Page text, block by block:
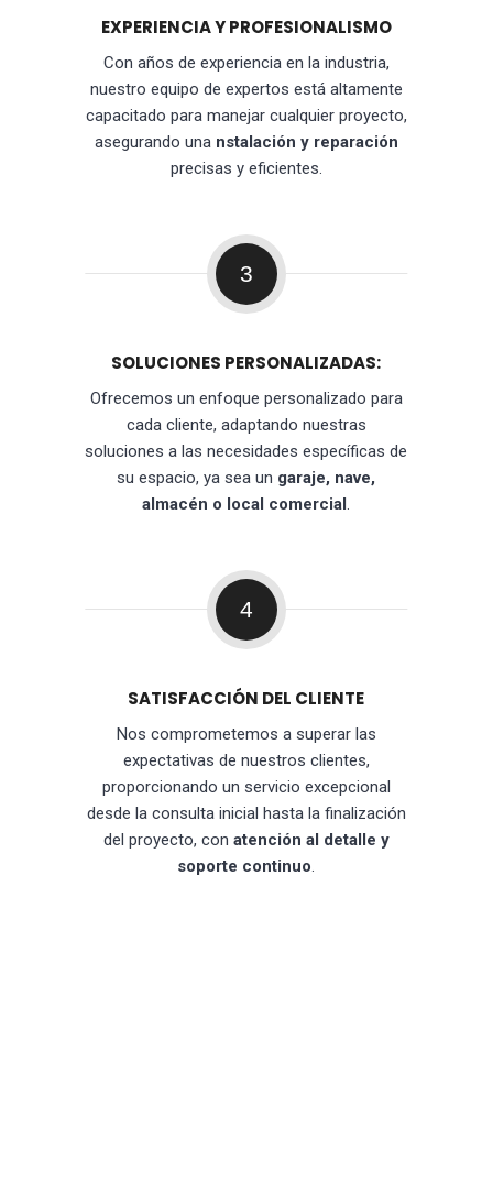
EXPERIENCIA Y PROFESIONALISMO
Con años de experiencia en la industria,
nuestro equipo de expertos está altamente
capacitado para manejar cualquier proyecto,
asegurando una nstalación y reparación
precisas y eficientes.
3
SOLUCIONES PERSONALIZADAS:
Ofrecemos un enfoque personalizado para
cada cliente, adaptando nuestras
soluciones a las necesidades específicas de
su espacio, ya sea un garaje, nave,
almacén o local comercial.
4
SATISFACCIÓN DEL CLIENTE
Nos comprometemos a superar las
expectativas de nuestros clientes,
proporcionando un servicio excepcional
desde la consulta inicial hasta la finalización
del proyecto, con atención al detalle y
soporte continuo.